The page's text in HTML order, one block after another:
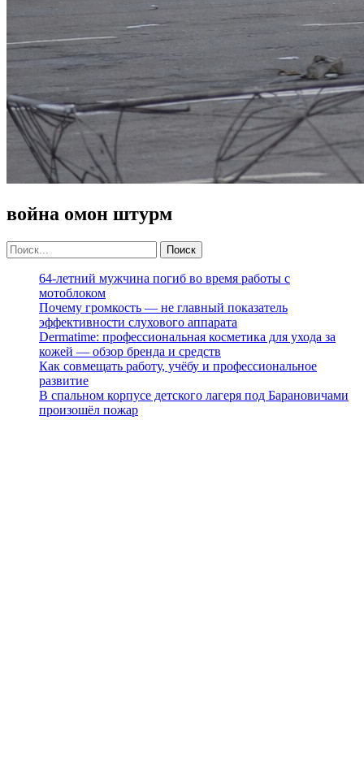
война омон штурм
64-летний мужчина погиб во время работы с
мотоблоком
Почему громкость — не главный показатель
эффективности слухового аппарата
Dermatime: профессиональная косметика для ухода за
кожей — обзор бренда и средств
Как совмещать работу, учёбу и профессиональное
развитие
В спальном корпусе детского лагеря под Барановичами
произошёл пожар